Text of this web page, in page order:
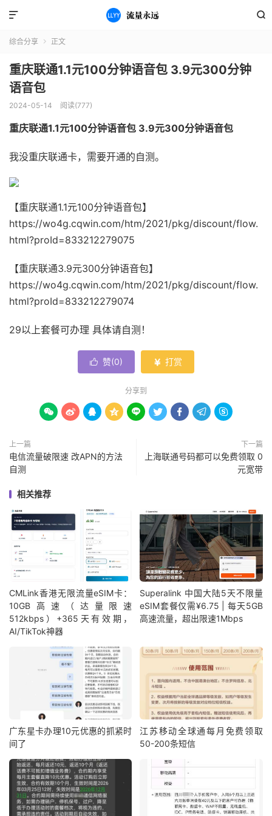


综合分享  正文
重庆联通1.1元100分钟语音包 3.9元300分钟
语音包
2024-05-14 阅读(777)
重庆联通1.1元100分钟语音包 3.9元300分钟语音包
我没重庆联通卡，需要开通的自测。
【重庆联通1.1元100分钟语音包】
https://wo4g.cqwin.com/htm/2021/pkg/discount/flow.
html?proId=833212279075
【重庆联通3.9元300分钟语音包】
https://wo4g.cqwin.com/htm/2021/pkg/discount/flow.
html?proId=833212279074
29以上套餐可办理 具体请自测！
 赞(0)  打赏
分享到
        
上一篇
电信流量破限速 改APN的方法
自测
下一篇
上海联通号码都可以免费领取 0
元宽带
相关推荐
CMLink香港无限流量eSIM卡：
10GB高速（达量限速
512kbps）+365天有效期，
AI/TikTok神器
Superalink 中国大陆5天不限量
eSIM套餐仅需¥6.75 | 每天5GB
高速流量，超出限速1Mbps
广东星卡办理10元优惠的抓紧时
间了
江苏移动全球通每月免费领取
50-200条短信